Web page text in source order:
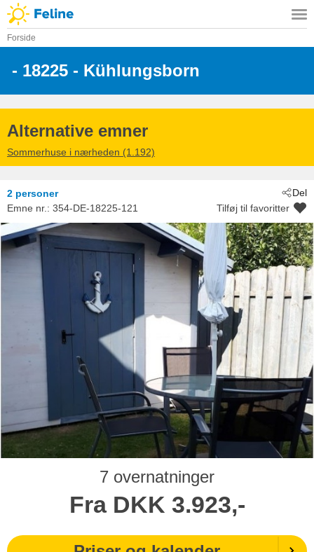
Forside
- 18225 - Kühlungsborn
Alternative emner
Sommerhuse i nærheden (1.192)
Del
2 personer
Emne nr.: 354-DE-18225-121 Tilføj til favoritter
7 overnatninger
Fra DKK 3.923,-